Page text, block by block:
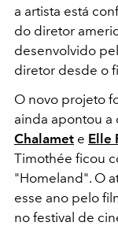
a artista está
do diretor
desenvolvido
diretor desde o
O novo projeto
ainda apontou a
Chalamet e Elle
Timothée ficou
"Homeland". O
esse ano pelo
no festival de